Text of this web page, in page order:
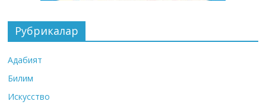
Рубрикалар
Адабият
Билим
Искусство